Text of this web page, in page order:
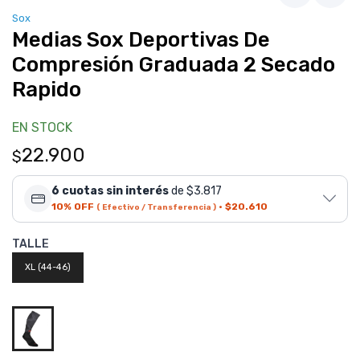
Sox
Medias Sox Deportivas De
Compresión Graduada 2 Secado
Rapido
EN STOCK
$22.900
6 cuotas sin interésde $3.817
10% OFF ( Efectivo / Transferencia ) · $20.610
TALLE
XL (44-46)